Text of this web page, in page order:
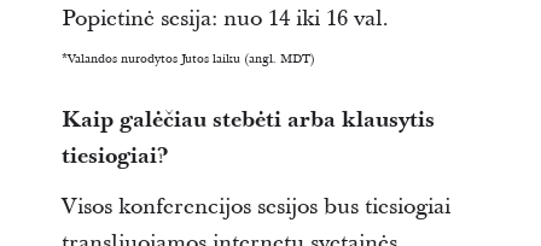
Popietinė sesija: nuo 14 iki 16 val.
*Valandos nurodytos Jutos laiku (angl. MDT)
Kaip galėčiau stebėti arba klausytis
tiesiogiai?
Visos konferencijos sesijos bus tiesiogiai